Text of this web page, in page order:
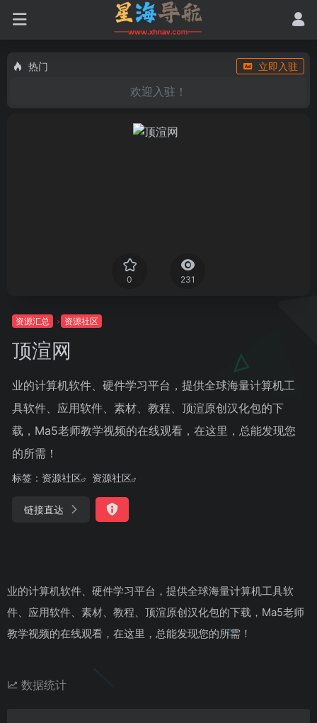
热门 立即入驻
欢迎入驻！
0 231
资源汇总 资源社区
顶渲网
业的计算机软件、硬件学习平台，提供全球海量计算机工
具软件、应用软件、素材、教程、顶渲原创汉化包的下
载，Ma5老师教学视频的在线观看，在这里，总能发现您
的所需！
标签： 资源社区 资源社区
链接直达
业的计算机软件、硬件学习平台，提供全球海量计算机工具软
件、应用软件、素材、教程、顶渲原创汉化包的下载，Ma5老师
教学视频的在线观看，在这里，总能发现您的所需！
数据统计